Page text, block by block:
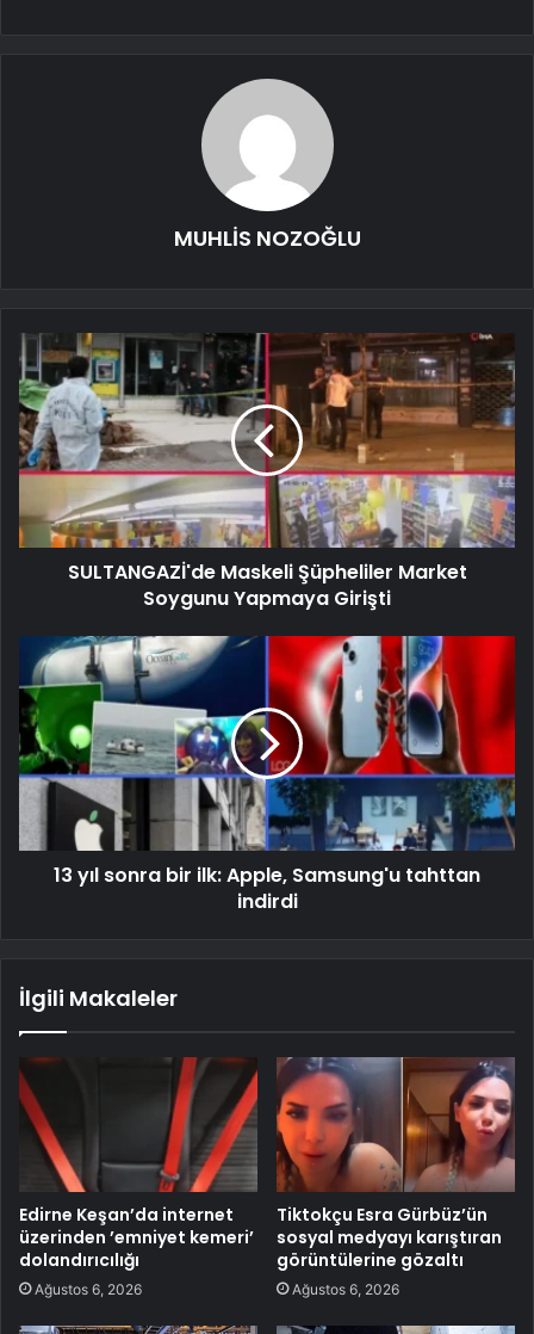
MUHLİS NOZOĞLU
SULTANGAZİ'de Maskeli Şüpheliler Market
Soygunu Yapmaya Girişti
13 yıl sonra bir ilk: Apple, Samsung'u tahttan
indirdi
İlgili Makaleler
Edirne Keşan’da internet
üzerinden ’emniyet kemeri’
dolandırıcılığı
Ağustos 6, 2026
Tiktokçu Esra Gürbüz’ün
sosyal medyayı karıştıran
görüntülerine gözaltı
Ağustos 6, 2026